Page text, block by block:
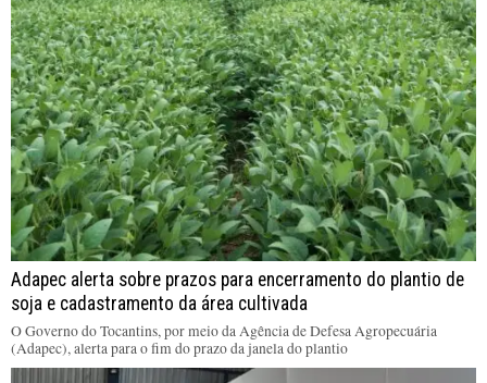
Adapec alerta sobre prazos para encerramento do plantio de
soja e cadastramento da área cultivada
O Governo do Tocantins, por meio da Agência de Defesa Agropecuária
(Adapec), alerta para o fim do prazo da janela do plantio